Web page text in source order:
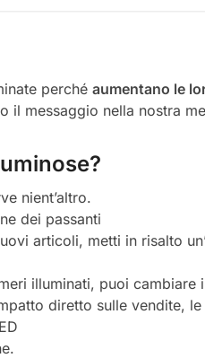
perché aumentano le
il messaggio nella nostra
nient’altro.
dei passanti
articoli, metti in risalto
illuminati, puoi cambiare
diretto sulle vendite,